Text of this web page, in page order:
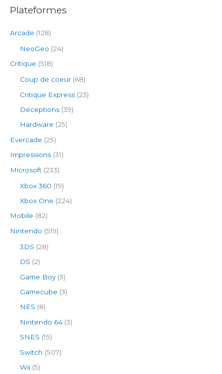
Plateformes
Arcade (128)
NeoGeo (24)
Critique (518)
Coup de coeur (68)
Critique Express (23)
Déceptions (39)
Hardware (25)
Evercade (25)
Impressions (31)
Microsoft (233)
Xbox 360 (19)
Xbox One (224)
Mobile (82)
Nintendo (519)
3DS (28)
DS (2)
Game Boy(3)
Gamecube (3)
NES (8)
Nintendo 64 (3)
SNES (15)
Switch (507)
Wii (5)